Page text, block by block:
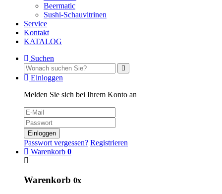
Beermatic
Sushi-Schauvitrinen
Service
Kontakt
KATALOG
Suchen
Einloggen
Melden Sie sich bei Ihrem Konto an
Einloggen
Passwort vergessen? Registrieren
Warenkorb 0
Warenkorb 0x